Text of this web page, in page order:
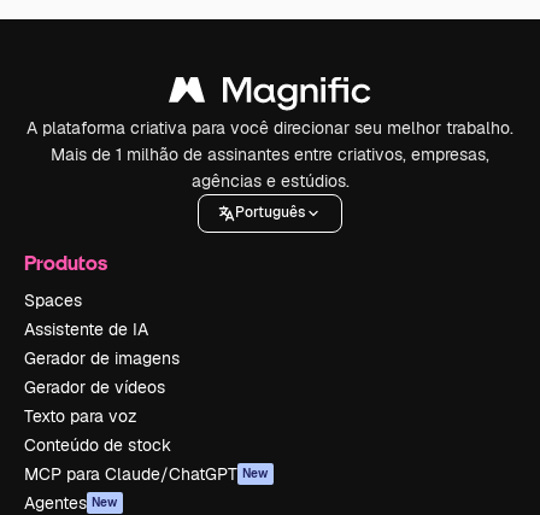
A plataforma criativa para você direcionar seu melhor trabalho.
Mais de 1 milhão de assinantes entre criativos, empresas,
agências e estúdios.
Português
Produtos
Spaces
Assistente de IA
Gerador de imagens
Gerador de vídeos
Texto para voz
Conteúdo de stock
MCP para Claude/ChatGPT New
Agentes New